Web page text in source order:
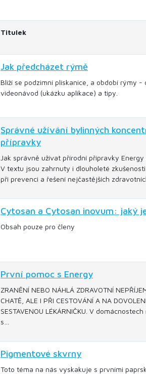
Titulek
Jak předcházet rýmě
Blíží se podzimní plískanice, a období rýmy
videonávod (ukázku aplikace) a tipy.
Správné užívání bylinných
přípravky
Jak správně užívat přírodní přípravky
V textu jsou zahrnuty i dlouholeté
při prevenci a řešení nejčastějších
Cytosan a Cytosan inovum: jaký
Obsah pouze pro členy
První pomoc s Energy
ZRANĚNÍ NEBO NÁHLÁ ZDRAVOTNÍ
CHATĚ, ALE I PŘI CESTOVÁNÍ A NA
SESTAVENOU LÉKÁRNIČKU. V
s…
Pigmentové skvrny
Toto téma na nás vyskakuje s prvními